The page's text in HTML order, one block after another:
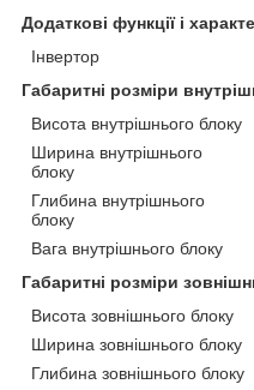
Додаткові функції і
Інвертор
Габаритні розміри
Висота внутрішнього блоку
Ширина внутрішнього
блоку
Глибина внутрішнього
блоку
Вага внутрішнього блоку
Габаритні розміри
Висота зовнішнього блоку
Ширина зовнішнього блоку
Глибина зовнішнього блоку